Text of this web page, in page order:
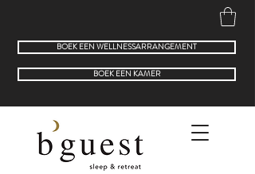
BOEK EEN WELLNESSARRANGEMENT
BOEK EEN KAMER